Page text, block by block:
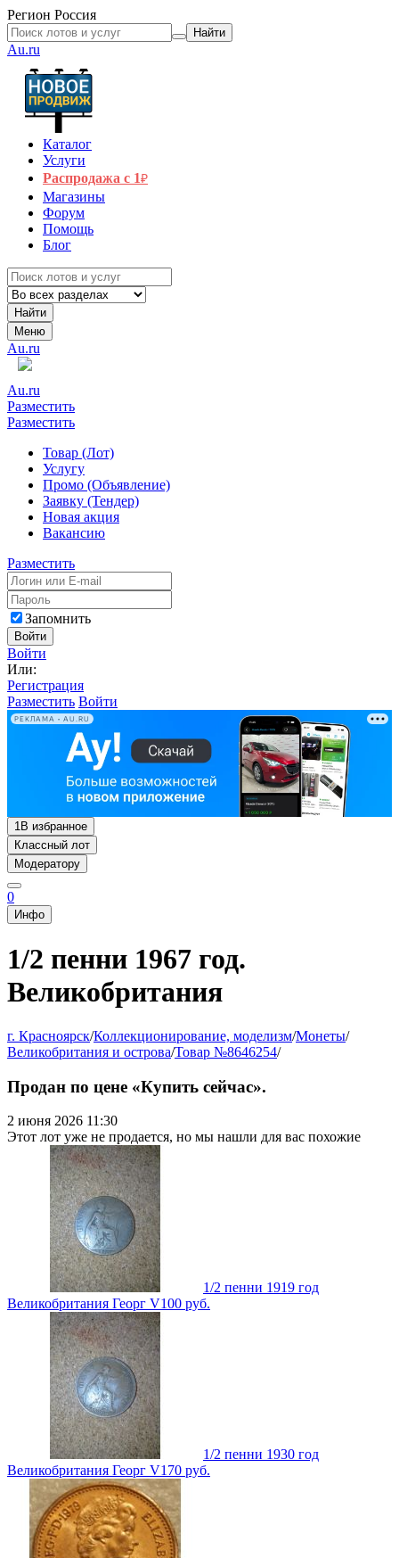
Регион Россия
Найти
Au.ru
Каталог
Услуги
Распродажа с 1₽
Магазины
Форум
Помощь
Блог
Найти
Меню
Au.ru
Au.ru
Разместить
Разместить
Товар (Лот)
Услугу
Промо (Объявление)
Заявку (Тендер)
Новая акция
Вакансию
Разместить
Запомнить
Войти
Войти
Или:
Регистрация
Разместить Войти
РЕКЛАМА • AU.RU
1В избранное
Классный лот
Модератору
0
Инфо
1/2 пенни 1967 год.
Великобритания
г. Красноярск/Коллекционирование, моделизм/Монеты/
Великобритания и острова/Товар №8646254/
Продан по цене «Купить сейчас».
2 июня 2026 11:30
Этот лот уже не продается, но мы нашли для вас похожие
1/2 пенни 1919 год
Великобритания Георг V100 руб.
1/2 пенни 1930 год
Великобритания Георг V170 руб.